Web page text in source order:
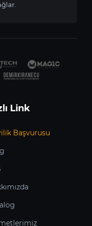
Link
Başvurusu